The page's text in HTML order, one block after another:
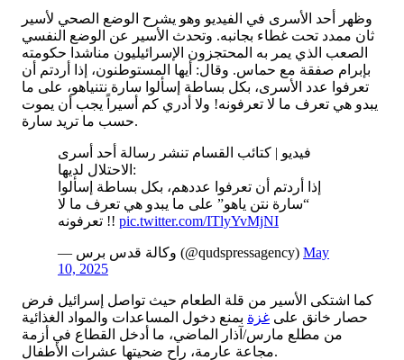
وظهر أحد الأسرى في الفيديو وهو يشرح الوضع الصحي لأسير
ثان ممدد تحت غطاء بجانبه. وتحدث الأسير عن الوضع النفسي
الصعب الذي يمر به المحتجزون الإسرائيليون مناشدا حكومته
بإبرام صفقة مع حماس. وقال: أيها المستوطنون، إذا أردتم أن
تعرفوا عدد الأسرى، بكل بساطة إسألوا سارة نتنياهو، على ما
يبدو هي تعرف ما لا تعرفونه! ولا أدري كم أسيراً يجب أن يموت
حسب ما تريد سارة.
فيديو | كتائب القسام تنشر رسالة أحد أسرى
الاحتلال لديها:
إذا أردتم أن تعرفوا عددهم، بكل بساطة إسألوا
“سارة نتن ياهو” على ما يبدو هي تعرف ما لا
تعرفونه !! pic.twitter.com/ITlyYvMjNI
— وكالة قدس برس (@qudspressagency) May
10, 2025
كما اشتكى الأسير من قلة الطعام حيث تواصل إسرائيل فرض
حصار خانق على غزة بمنع دخول المساعدات والمواد الغذائية
من مطلع مارس/آذار الماضي، ما أدخل القطاع في أزمة
مجاعة عارمة، راح ضحيتها عشرات الأطفال.